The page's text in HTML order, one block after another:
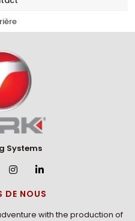
Systems
DE NOUS
with the production of